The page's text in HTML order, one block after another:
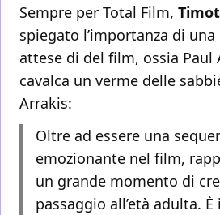
Sempre per Total Film,
spiegato l’importanza di
attese di del film, ossia Paul
cavalca un verme delle
Arrakis:
Oltre ad essere una
emozionante nel film,
un grande momento di
passaggio all’età adulta.